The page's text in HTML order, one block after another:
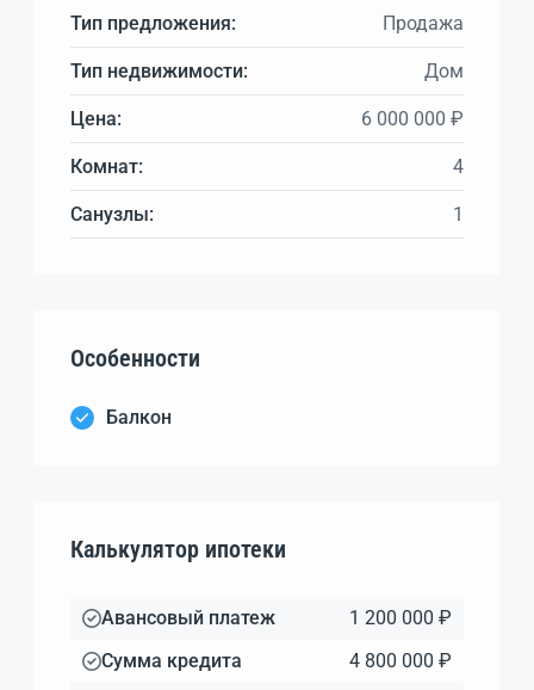
Тип предложения: Продажа
Тип недвижимости: Дом
Цена: 6 000 000 ₽
Комнат: 4
Санузлы: 1
Особенности
Балкон
Калькулятор ипотеки
Авансовый платеж
1 200 000 ₽
Сумма кредита
4 800 000 ₽